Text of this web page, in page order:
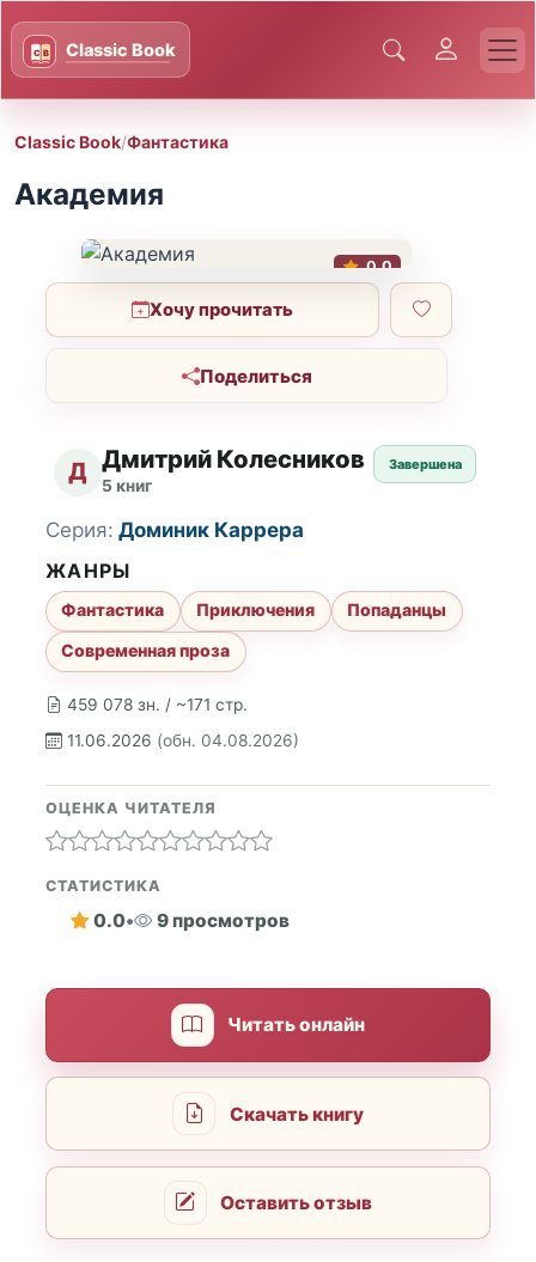
Classic Book/Фантастика
Академия
0.0
Хочу прочитать
Поделиться
Д Дмитрий Колесников
5 книг
Завершена
459 078 зн. / ~171 стр.
11.06.2026 (обн. 04.08.2026)
Серия: Доминик Каррера
ЖАНРЫ
Фантастика Приключения
Попаданцы
Современная проза
ОЦЕНКА ЧИТАТЕЛЯ
СТАТИСТИКА
0.0• 9 просмотров
Читать онлайн
Скачать книгу
Оставить отзыв